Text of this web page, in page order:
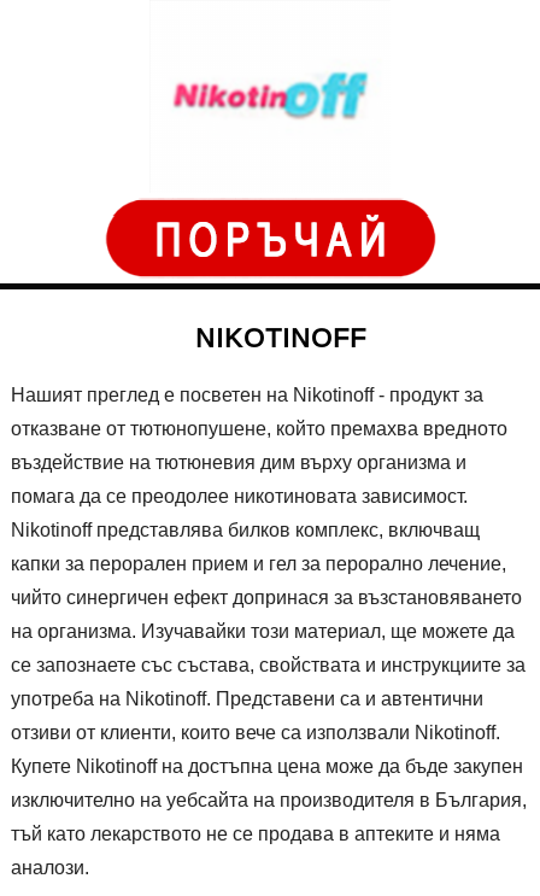
NIKOTINOFF
Нашият преглед е посветен на Nikotinoff - продукт за
отказване от тютюнопушене, който премахва вредното
въздействие на тютюневия дим върху организма и
помага да се преодолее никотиновата зависимост.
Nikotinoff представлява билков комплекс, включващ
капки за перорален прием и гел за перорално лечение,
чийто синергичен ефект допринася за възстановяването
на организма. Изучавайки този материал, ще можете да
се запознаете със състава, свойствата и инструкциите за
употреба на Nikotinoff. Представени са и автентични
отзиви от клиенти, които вече са използвали Nikotinoff.
Купете Nikotinoff на достъпна цена може да бъде закупен
изключително на уебсайта на производителя в България,
тъй като лекарството не се продава в аптеките и няма
аналози.